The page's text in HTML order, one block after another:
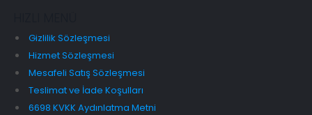
Gizlilik Sözleşmesi
Hizmet Sözleşmesi
Mesafeli Satış Sözleşmesi
Teslimat ve İade Koşulları
6698 KVKK Aydınlatma Metni